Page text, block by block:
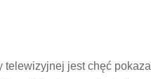
jest chęć